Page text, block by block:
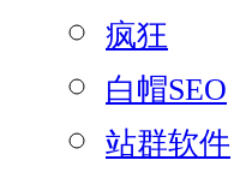
疯狂
白帽SEO
站群软件